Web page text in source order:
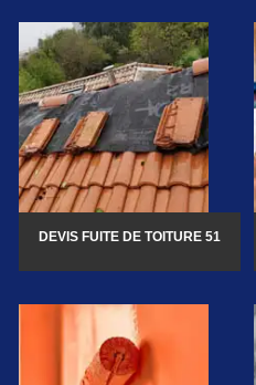
DEVIS FUITE DE TOITURE 51